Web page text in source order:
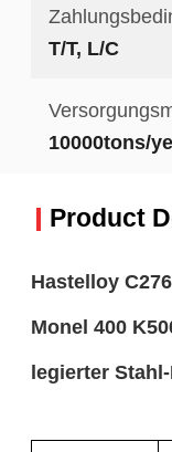
T/T, L/C
10000tons/
Product
Hastelloy
Monel 400
legierter